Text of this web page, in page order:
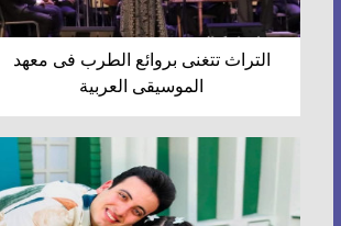
التراث تتغنى بروائع الطرب فى معهد
الموسيقى العربية